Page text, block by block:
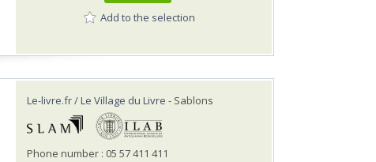
Add to the selection
Le-livre.fr / Le Village du Livre - Sablons
Phone number : 05 57 411 411